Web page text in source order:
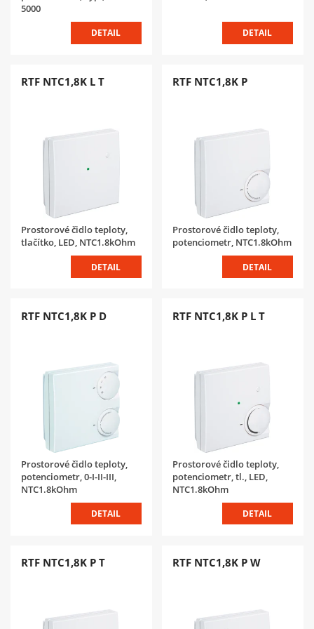
5000
DETAIL DETAIL
RTF NTC1,8K L T
Prostorové čidlo teploty,
tlačítko, LED, NTC1.8kOhm
DETAIL
RTF NTC1,8K P
Prostorové čidlo teploty,
potenciometr, NTC1.8kOhm
DETAIL
RTF NTC1,8K P D
Prostorové čidlo teploty,
potenciometr, 0-I-II-III,
NTC1.8kOhm
DETAIL
RTF NTC1,8K P L T
Prostorové čidlo teploty,
potenciometr, tl., LED,
NTC1.8kOhm
DETAIL
RTF NTC1,8K P T RTF NTC1,8K P W